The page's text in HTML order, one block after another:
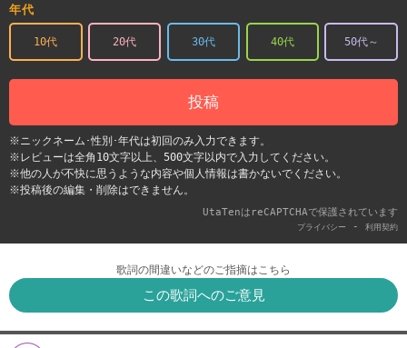
年代
10代 20代 30代 40代 50代～
投稿
※ニックネーム･性別･年代は初回のみ入力できます。
※レビューは全角10文字以上、500文字以内で入力してください。
※他の人が不快に思うような内容や個人情報は書かないでください。
※投稿後の編集・削除はできません。
UtaTenはreCAPTCHAで保護されています
プライバシー - 利用契約
歌詞の間違いなどのご指摘はこちら
この歌詞へのご意見